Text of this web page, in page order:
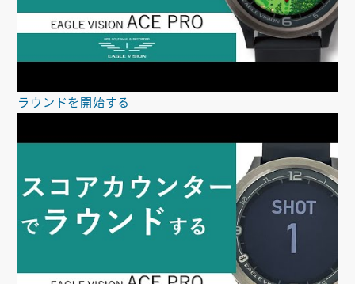
ラウンドを開始する